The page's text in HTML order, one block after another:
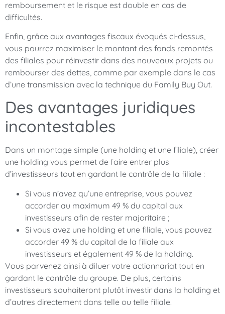
remboursement et le risque est double en cas de
difficultés.
Enfin, grâce aux avantages fiscaux évoqués ci-dessus,
vous pourrez maximiser le montant des fonds remontés
des filiales pour réinvestir dans des nouveaux projets ou
rembourser des dettes, comme par exemple dans le cas
d’une transmission avec la technique du Family Buy Out.
Des avantages juridiques
incontestables
Dans un montage simple (une holding et une filiale), créer
une holding vous permet de faire entrer plus
d’investisseurs tout en gardant le contrôle de la filiale :
Si vous n’avez qu’une entreprise, vous pouvez
accorder au maximum 49 % du capital aux
investisseurs afin de rester majoritaire ;
Si vous avez une holding et une filiale, vous pouvez
accorder 49 % du capital de la filiale aux
investisseurs et également 49 % de la holding.
Vous parvenez ainsi à diluer votre actionnariat tout en
gardant le contrôle du groupe. De plus, certains
investisseurs souhaiteront plutôt investir dans la holding et
d’autres directement dans telle ou telle filiale.